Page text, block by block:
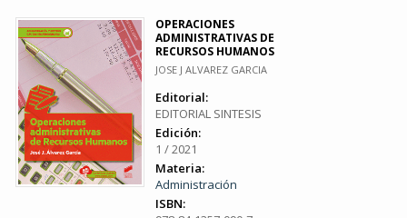
OPERACIONES
ADMINISTRATIVAS DE
RECURSOS HUMANOS
JOSE J ALVAREZ GARCIA
Editorial:
EDITORIAL SINTESIS
Edición:
1 / 2021
Materia:
Administración
ISBN: